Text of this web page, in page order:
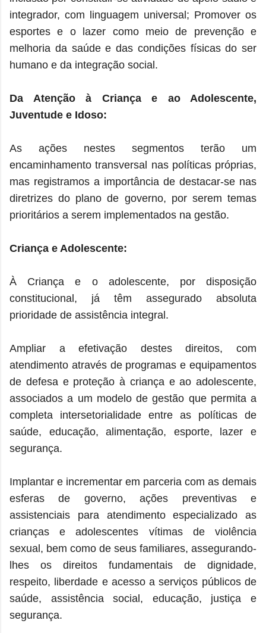
integrador, com linguagem universal; Promover os
esportes e o lazer como meio de prevenção e
melhoria da saúde e das condições físicas do ser
humano e da integração social.
Da Atenção à Criança e ao Adolescente,
Juventude e Idoso:
As ações nestes segmentos terão um
encaminhamento transversal nas políticas próprias,
mas registramos a importância de destacar-se nas
diretrizes do plano de governo, por serem temas
prioritários a serem implementados na gestão.
Criança e Adolescente:
À Criança e o adolescente, por disposição
constitucional, já têm assegurado absoluta
prioridade de assistência integral.
Ampliar a efetivação destes direitos, com
atendimento através de programas e equipamentos
de defesa e proteção à criança e ao adolescente,
associados a um modelo de gestão que permita a
completa intersetorialidade entre as políticas de
saúde, educação, alimentação, esporte, lazer e
segurança.
Implantar e incrementar em parceria com as demais
esferas de governo, ações preventivas e
assistenciais para atendimento especializado as
crianças e adolescentes vítimas de violência
sexual, bem como de seus familiares, assegurando-
lhes os direitos fundamentais de dignidade,
respeito, liberdade e acesso a serviços públicos de
saúde, assistência social, educação, justiça e
segurança.